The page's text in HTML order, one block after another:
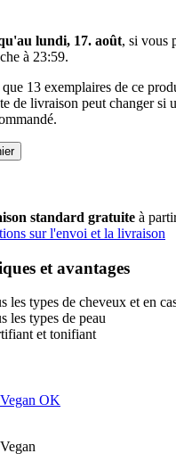
lundi, 17. août, si vous
à 23:59.
13 exemplaires de ce
de livraison peut changer si
standard gratuite à
sur l'envoi et la livraison
et avantages
les types de cheveux et en
les types de peau
et tonifiant
Vegan OK
Vegan